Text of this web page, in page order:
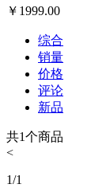
￥ 1999.00
综合
销量
价格
评论
新品
共1个商品
<
1/1